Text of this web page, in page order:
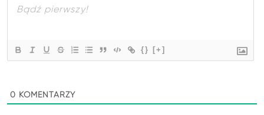
{} [+]
0 KOMENTARZY